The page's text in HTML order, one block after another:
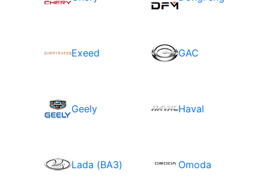
Exeed GAC
Geely Haval
Lada (ВАЗ) Omoda